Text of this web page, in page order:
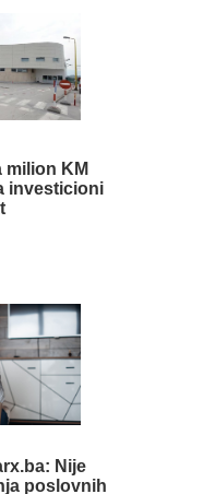
milion KM
investicioni
Nije
poslovnih